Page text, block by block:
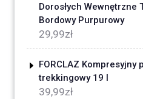
Dorosłych Wewnętrzne
Bordowy Purpurowy
29,99zł
FORCLAZ Kompresyjny
trekkingowy 19 l
39,99zł